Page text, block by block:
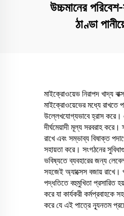
উচ্চমানের
ঠাণ্ডা
মাইক্রোওয়েভ নিরাপদ খাদ্য
মাইক্রোওয়েভের মধ্যে রাখতে
উল্লেখযোগ্যভাবে হ্রাস করে।
দীর্ঘমেয়াদী মূল্য সরবরাহ
রাখে এবং সম্ভাব্য বিষাক্ত
সহায়তা করে। সংগঠনের
ভবিষ্যতে ব্যবহারের জন্য
সহজেই অ্যাক্সেস বজায় রাখে।
পদ্ধতিতে বহুমুখিতা প্রসারিত
করে যা কার্যকরী কর্মপ্রবাহকে
করে যে এই পাত্রে ন্যূনতম